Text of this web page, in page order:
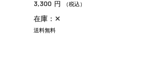
3,300 円 （税込）
在庫：✕
送料無料